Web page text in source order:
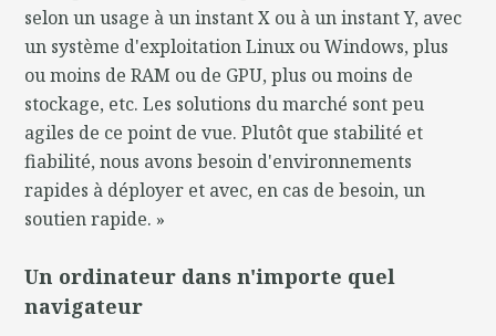
selon un usage à un instant X ou à un instant Y, avec
un système d'exploitation Linux ou Windows, plus
ou moins de RAM ou de GPU, plus ou moins de
stockage, etc. Les solutions du marché sont peu
agiles de ce point de vue. Plutôt que stabilité et
fiabilité, nous avons besoin d'environnements
rapides à déployer et avec, en cas de besoin, un
soutien rapide. »
Un ordinateur dans n'importe quel
navigateur